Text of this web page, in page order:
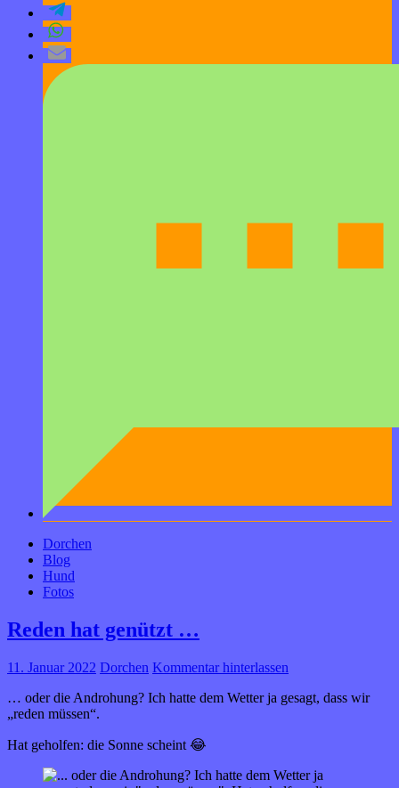
Dorchen
Blog
Hund
Fotos
Reden hat genützt …
11. Januar 2022 Dorchen Kommentar hinterlassen
… oder die Androhung? Ich hatte dem Wetter ja gesagt, dass wir
„reden müssen“.
Hat geholfen: die Sonne scheint 😂